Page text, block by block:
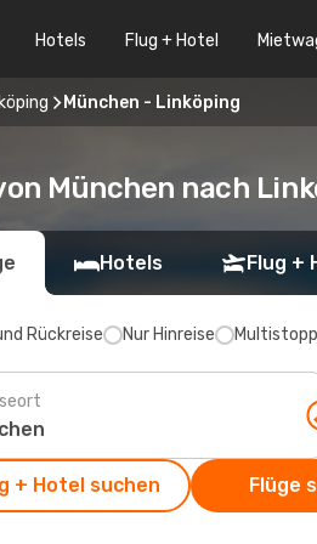
Hotels Flug + Hotel
München - Linköping
München nach
Hotels Flug +
Rückreise Nur Hinreise Multistopp
+ Hotel suchen Flüge